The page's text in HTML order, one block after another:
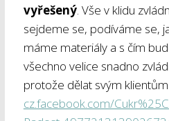
vyřešený. Vše v klidu
sejdeme se, podíváme se,
máme materiály a s čím
všechno velice snadno
protože dělat svým
cz.facebook.com/